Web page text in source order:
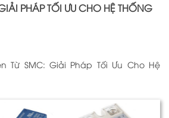
PHÁP TỐI ƯU CHO HỆ THỐNG
Từ SMC: Giải Pháp Tối Ưu Cho Hệ